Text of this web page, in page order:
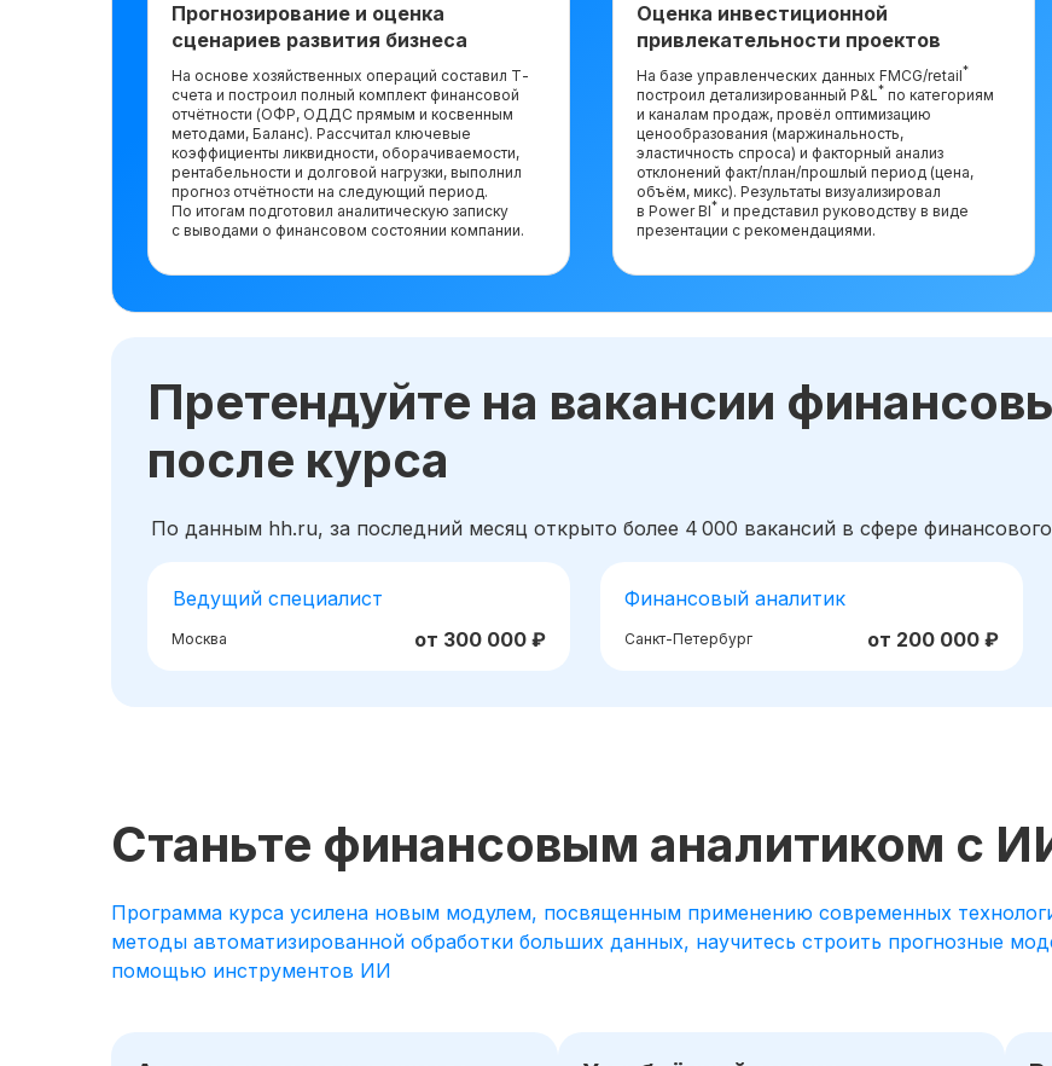
Прогнозирование и оценка
сценариев развития бизнеса
На основе хозяйственных операций составил Т-
счета и построил полный комплект финансовой
отчётности (ОФР, ОДДС прямым и косвенным
методами, Баланс). Рассчитал ключевые
коэффициенты ликвидности, оборачиваемости,
рентабельности и долговой нагрузки, выполнил
прогноз отчётности на следующий период.
По итогам подготовил аналитическую записку
с выводами о финансовом состоянии компании.
Оценка инвестиционной
привлекательности проектов
На базе управленческих данных FMCG/retail*
построил детализированный P&L* по категориям
и каналам продаж, провёл оптимизацию
ценообразования (маржинальность,
эластичность спроса) и факторный анализ
отклонений факт/план/прошлый период (цена,
объём, микс). Результаты визуализировал
в Power BI* и представил руководству в виде
презентации с рекомендациями.
Претендуйте на вакансии
после курса
По данным hh.ru, за последний месяц открыто более 4 000 вакансий в сфере финансового
Ведущий специалист
от 300 000 ₽
Москва
Финансовый аналитик
от 200 000 ₽
Санкт-Петербург
Станьте финансовым аналитиком с
Программа курса усилена новым модулем, посвященным применению современных
методы автоматизированной обработки больших данных, научитесь строить прогнозные
помощью инструментов ИИ